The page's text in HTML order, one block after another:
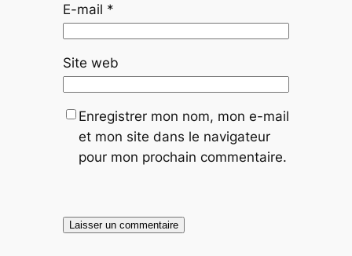
E-mail *
Site web
Enregistrer mon nom, mon e-mail
et mon site dans le navigateur
pour mon prochain commentaire.